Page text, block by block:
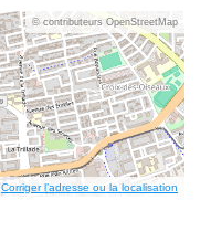
© contributeurs OpenStreetMap
Corriger l’adresse ou la localisation